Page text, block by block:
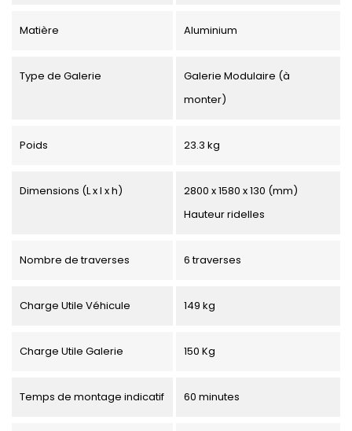
Matière Aluminium
Type de Galerie
Galerie Modulaire (à
monter)
Poids 23.3 kg
Dimensions (L x l x h)
2800 x 1580 x 130 (mm)
Hauteur ridelles
Nombre de traverses 6 traverses
Charge Utile Véhicule 149 kg
Charge Utile Galerie 150 Kg
Temps de montage indicatif 60 minutes